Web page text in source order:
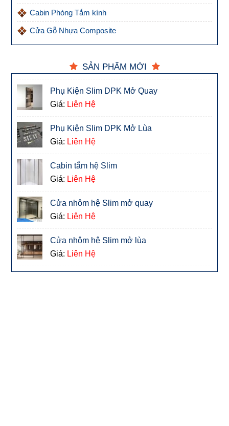
Cabin Phòng Tắm kính
Cửa Gỗ Nhựa Composite
SẢN PHẨM MỚI
Phụ Kiện Slim DPK Mở Quay
Giá: Liên Hệ
Phụ Kiện Slim DPK Mở Lùa
Giá: Liên Hệ
Cabin tắm hệ Slim
Giá: Liên Hệ
Cửa nhôm hệ Slim mở quay
Giá: Liên Hệ
Cửa nhôm hệ Slim mở lùa
Giá: Liên Hệ